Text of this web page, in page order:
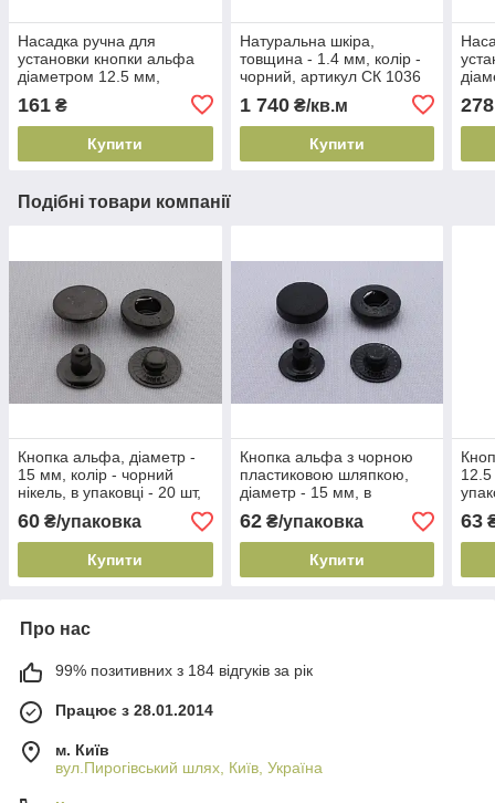
Насадка ручна для
установки кнопки альфа
діаметром 12.5 мм,
161 ₴
Купити
Натуральна шкіра,
товщина - 1.4 мм, колір -
чорний, артикул СК 1036
1 740₴/кв.м
Купити
278
Подібні товари компанії
Кнопка альфа, діаметр -
15 мм, колір - чорний
нікель, в упаковці - 20 шт,
артикул СК 5722
60 ₴/упаковка
Купити
Кнопка альфа з чорною
пластиковою шляпкою,
діаметр - 15 мм, в
упаковці - 10 шт, артикул
СК 5898
62₴/упаковка
Купити
12.5
СК
63
Про нас
99% позитивних з 184 відгуків за рік
Працює з 28.01.2014
м. Київ
вул.Пирогівський шлях, Київ, Україна